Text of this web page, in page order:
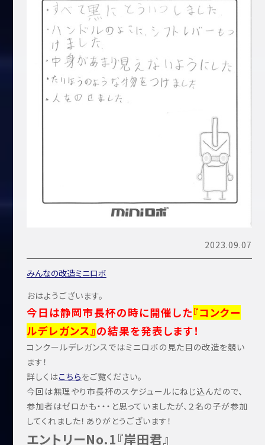
2023.09.07
みんなの改造ミニロボ
おはようございます。
今日は静岡市長杯の時に開催した『コンクー
ルデレガンス』の結果を発表します！
コンクールデレガンスではミニロボの見た目の改造を競い
ます！
詳しくはこちらをご覧ください。
今回は無理やり市長杯のスケジュールにねじ込んだので、
参加者はゼロかも・・・と思っていましたが、２名の子が参加
してくれました！ありがとうございます！
エントリーNo.1『岸田君』